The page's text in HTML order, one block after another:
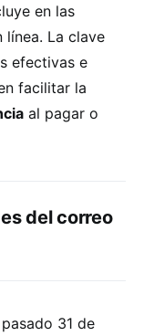
en las
línea. La clave
efectivas e
facilitar la
al pagar o
del correo
31 de